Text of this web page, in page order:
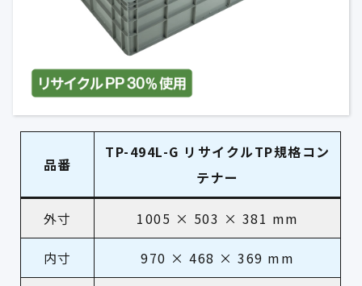
品番
TP-494L-G リサイクルTP規格コン
テナー
外寸 1005 × 503 × 381 mm
内寸 970 × 468 × 369 mm